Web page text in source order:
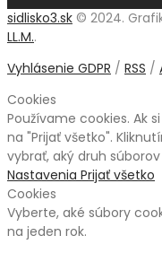
sidlisko3.sk © 2024.
LL.M..
Vyhlásenie GDPR / RSS /
Cookies
Používame cookies. Ak
na "Prijať všetko".
vybrať, aký druh
Nastavenia Prijať všetko
Cookies
Vyberte, aké súbory
na jeden rok.